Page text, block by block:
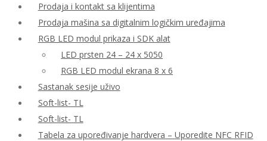
Prodaja i kontakt sa klijentima
Prodaja mašina sa digitalnim logičkim uređajima
RGB LED modul prikaza i SDK alat
LED prsten 24 – 24 x 5050
RGB LED modul ekrana 8 x 6
Sastanak sesije uživo
Soft-list- TL
Soft-list- TL
Tabela za upoređivanje hardvera – Uporedite NFC RFID